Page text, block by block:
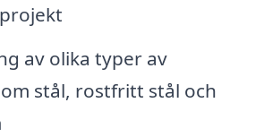
av olika typer av
stål, rostfritt stål och